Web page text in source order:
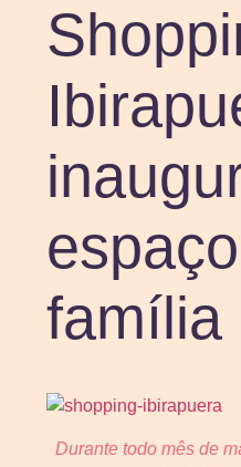
família
Durante todo mês de